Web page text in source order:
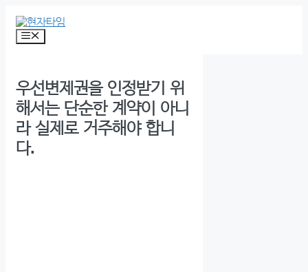
contentMenu
우선변제권을 인정받기 위
해서는 단순한 계약이 아니
라 실제로 거주해야 합니
다.